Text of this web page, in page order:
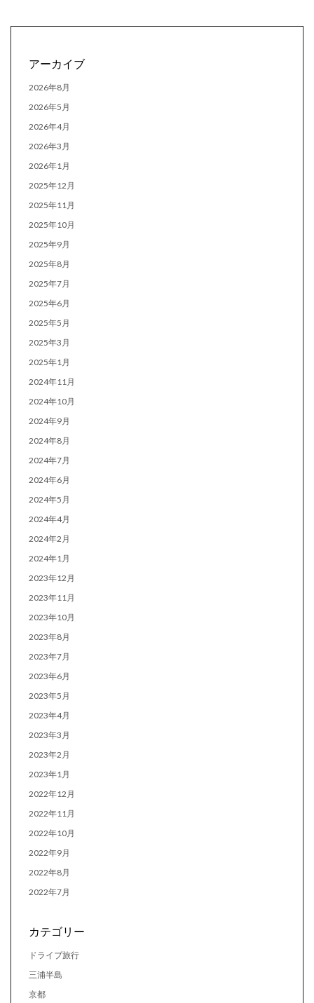
アーカイブ
2026年8月
2026年5月
2026年4月
2026年3月
2026年1月
2025年12月
2025年11月
2025年10月
2025年9月
2025年8月
2025年7月
2025年6月
2025年5月
2025年3月
2025年1月
2024年11月
2024年10月
2024年9月
2024年8月
2024年7月
2024年6月
2024年5月
2024年4月
2024年2月
2024年1月
2023年12月
2023年11月
2023年10月
2023年8月
2023年7月
2023年6月
2023年5月
2023年4月
2023年3月
2023年2月
2023年1月
2022年12月
2022年11月
2022年10月
2022年9月
2022年8月
2022年7月
カテゴリー
ドライブ旅行
三浦半島
京都